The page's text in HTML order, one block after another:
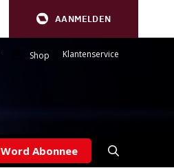
AANMELDEN
Shop Klantenservice
Word Abonnee